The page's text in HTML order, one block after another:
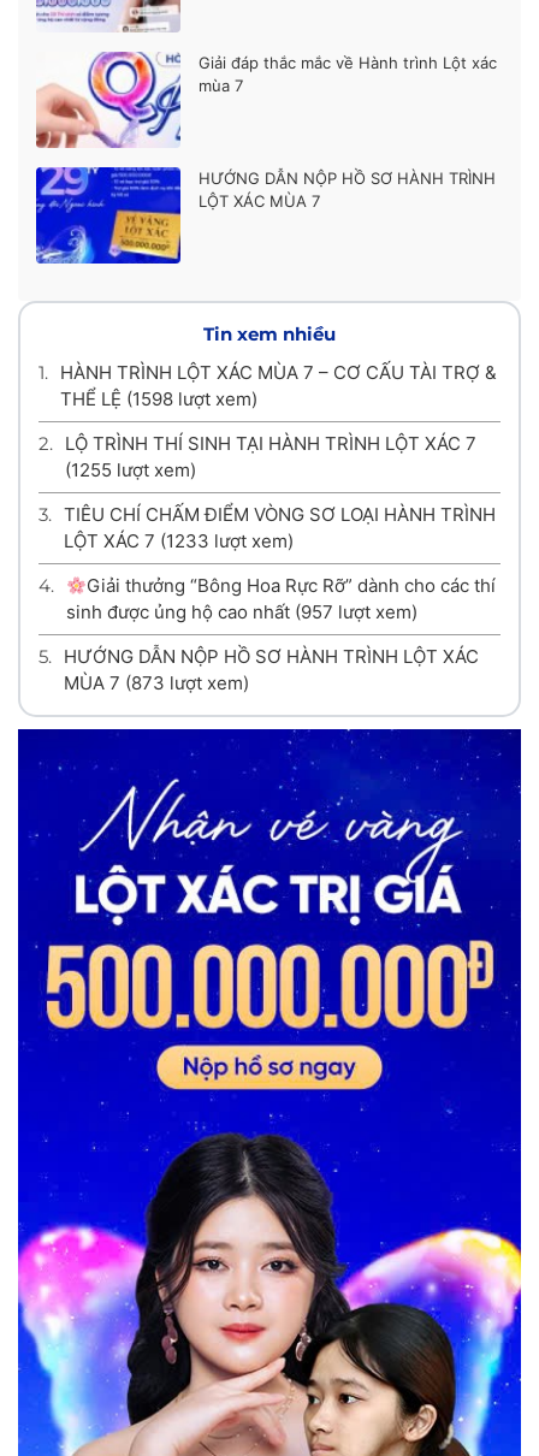
Giải đáp thắc mắc về Hành trình Lột xác
mùa 7
HƯỚNG DẪN NỘP HỒ SƠ HÀNH TRÌNH
LỘT XÁC MÙA 7
Tin xem nhiều
1. HÀNH TRÌNH LỘT XÁC MÙA 7 – CƠ CẤU TÀI TRỢ &
THỂ LỆ (1598 lượt xem)
2.
LỘ TRÌNH THÍ SINH TẠI HÀNH TRÌNH LỘT XÁC 7
(1255 lượt xem)
3. TIÊU CHÍ CHẤM ĐIỂM VÒNG SƠ LOẠI HÀNH TRÌNH
LỘT XÁC 7 (1233 lượt xem)
4.
Giải thưởng “Bông Hoa Rực Rỡ” dành cho các thí
sinh được ủng hộ cao nhất (957 lượt xem)
5. HƯỚNG DẪN NỘP HỒ SƠ HÀNH TRÌNH LỘT XÁC
MÙA 7 (873 lượt xem)